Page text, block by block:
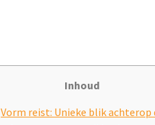
Inhoud
Vorm reist: Unieke blik achterop